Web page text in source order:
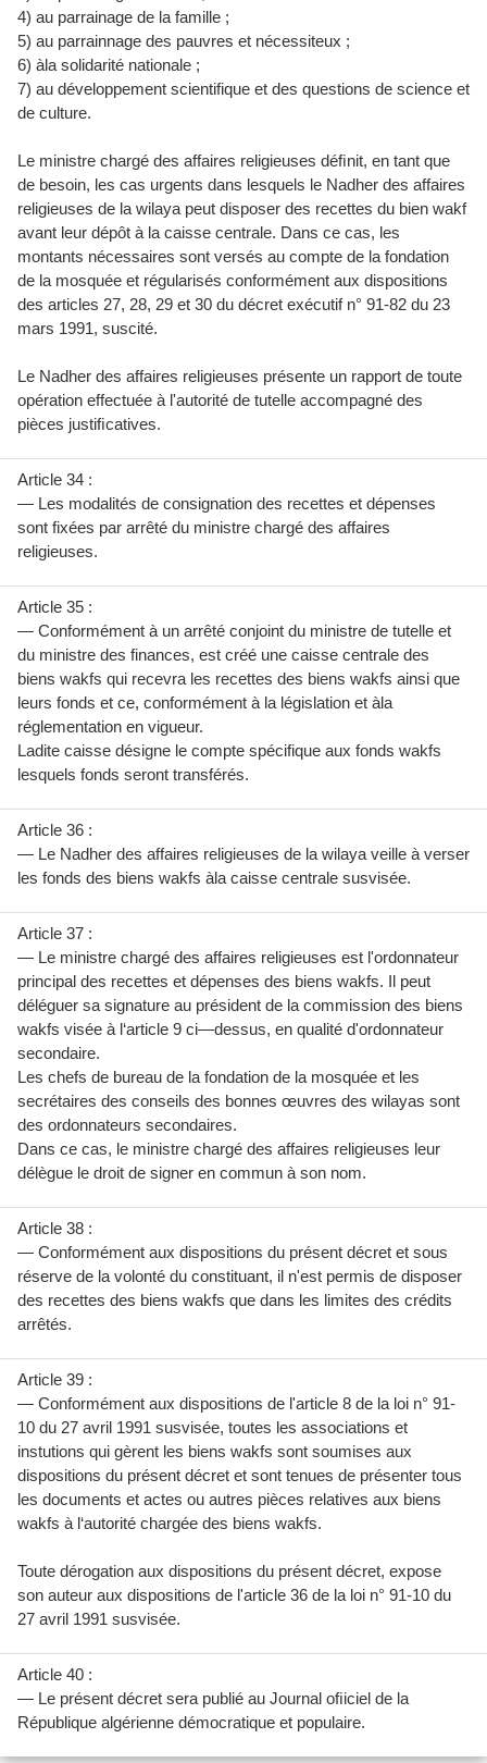
4) au parrainage de la famille ;
5) au parrainnage des pauvres et nécessiteux ;
6) àla solidarité nationale ;
7) au développement scientifique et des questions de science et
de culture.
Le ministre chargé des affaires religieuses déﬁnit, en tant que
de besoin, les cas urgents dans lesquels le Nadher des affaires
religieuses de la wilaya peut disposer des recettes du bien wakf
avant leur dépôt à la caisse centrale. Dans ce cas, les
montants nécessaires sont versés au compte de la fondation
de la mosquée et régularisés conformément aux dispositions
des articles 27, 28, 29 et 30 du décret exécutif n° 91-82 du 23
mars 1991, suscité.
Le Nadher des affaires religieuses présente un rapport de toute
opération effectuée à l'autorité de tutelle accompagné des
pièces justiﬁcatives.
Article 34 :
— Les modalités de consignation des recettes et dépenses
sont fixées par arrêté du ministre chargé des affaires
religieuses.
Article 35 :
— Conformément à un arrêté conjoint du ministre de tutelle et
du ministre des finances, est créé une caisse centrale des
biens wakfs qui recevra les recettes des biens wakfs ainsi que
leurs fonds et ce, conformément à la législation et àla
réglementation en vigueur.
Ladite caisse désigne le compte spécifique aux fonds wakfs
lesquels fonds seront transférés.
Article 36 :
— Le Nadher des affaires religieuses de la wilaya veille à verser
les fonds des biens wakfs àla caisse centrale susvisée.
Article 37 :
— Le ministre chargé des affaires religieuses est l'ordonnateur
principal des recettes et dépenses des biens wakfs. Il peut
déléguer sa signature au président de la commission des biens
wakfs visée à l‘article 9 ci—dessus, en qualité d'ordonnateur
secondaire.
Les chefs de bureau de la fondation de la mosquée et les
secrétaires des conseils des bonnes œuvres des wilayas sont
des ordonnateurs secondaires.
Dans ce cas, le ministre chargé des affaires religieuses leur
délègue le droit de signer en commun à son nom.
Article 38 :
— Conformément aux dispositions du présent décret et sous
réserve de la volonté du constituant, il n'est permis de disposer
des recettes des biens wakfs que dans les limites des crédits
arrêtés.
Article 39 :
— Conformément aux dispositions de l'article 8 de la loi n° 91-
10 du 27 avril 1991 susvisée, toutes les associations et
instutions qui gèrent les biens wakfs sont soumises aux
dispositions du présent décret et sont tenues de présenter tous
les documents et actes ou autres pièces relatives aux biens
wakfs à l‘autorité chargée des biens wakfs.
Toute dérogation aux dispositions du présent décret, expose
son auteur aux dispositions de l'article 36 de la loi n° 91-10 du
27 avril 1991 susvisée.
Article 40 :
— Le présent décret sera publié au Journal oﬁiciel de la
République algérienne démocratique et populaire.